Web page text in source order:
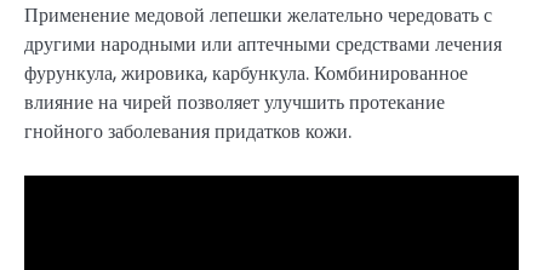
Применение медовой лепешки желательно чередовать с
другими народными или аптечными средствами лечения
фурункула, жировика, карбункула. Комбинированное
влияние на чирей позволяет улучшить протекание
гнойного заболевания придатков кожи.